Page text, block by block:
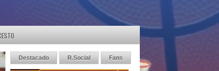
Destacado R.Social Fans